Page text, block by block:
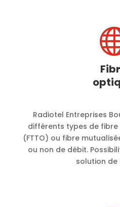
Radiotel Entreprises
différents types de
(FTTO) ou fibre
ou non de débit.
solution de